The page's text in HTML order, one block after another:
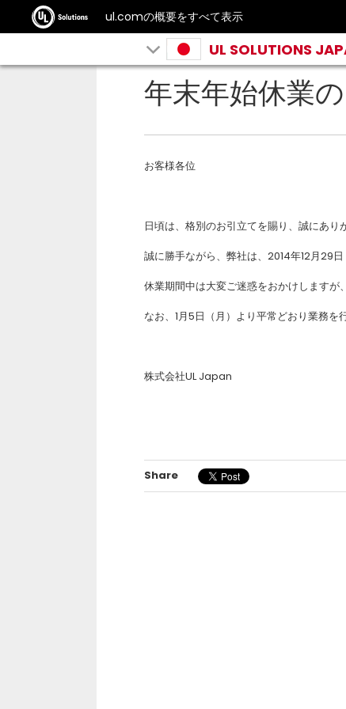
ul.comの概要をすべて表示
UL SOLUTIONS
年末年始休業
お客様各位
日頃は、格別のお引立てを賜り、誠にあり
誠に勝手ながら、弊社は、2014年12月29
休業期間中は大変ご迷惑をおかけしますが
なお、1月5日（月）より平常どおり業務を
株式会社UL Japan
Share